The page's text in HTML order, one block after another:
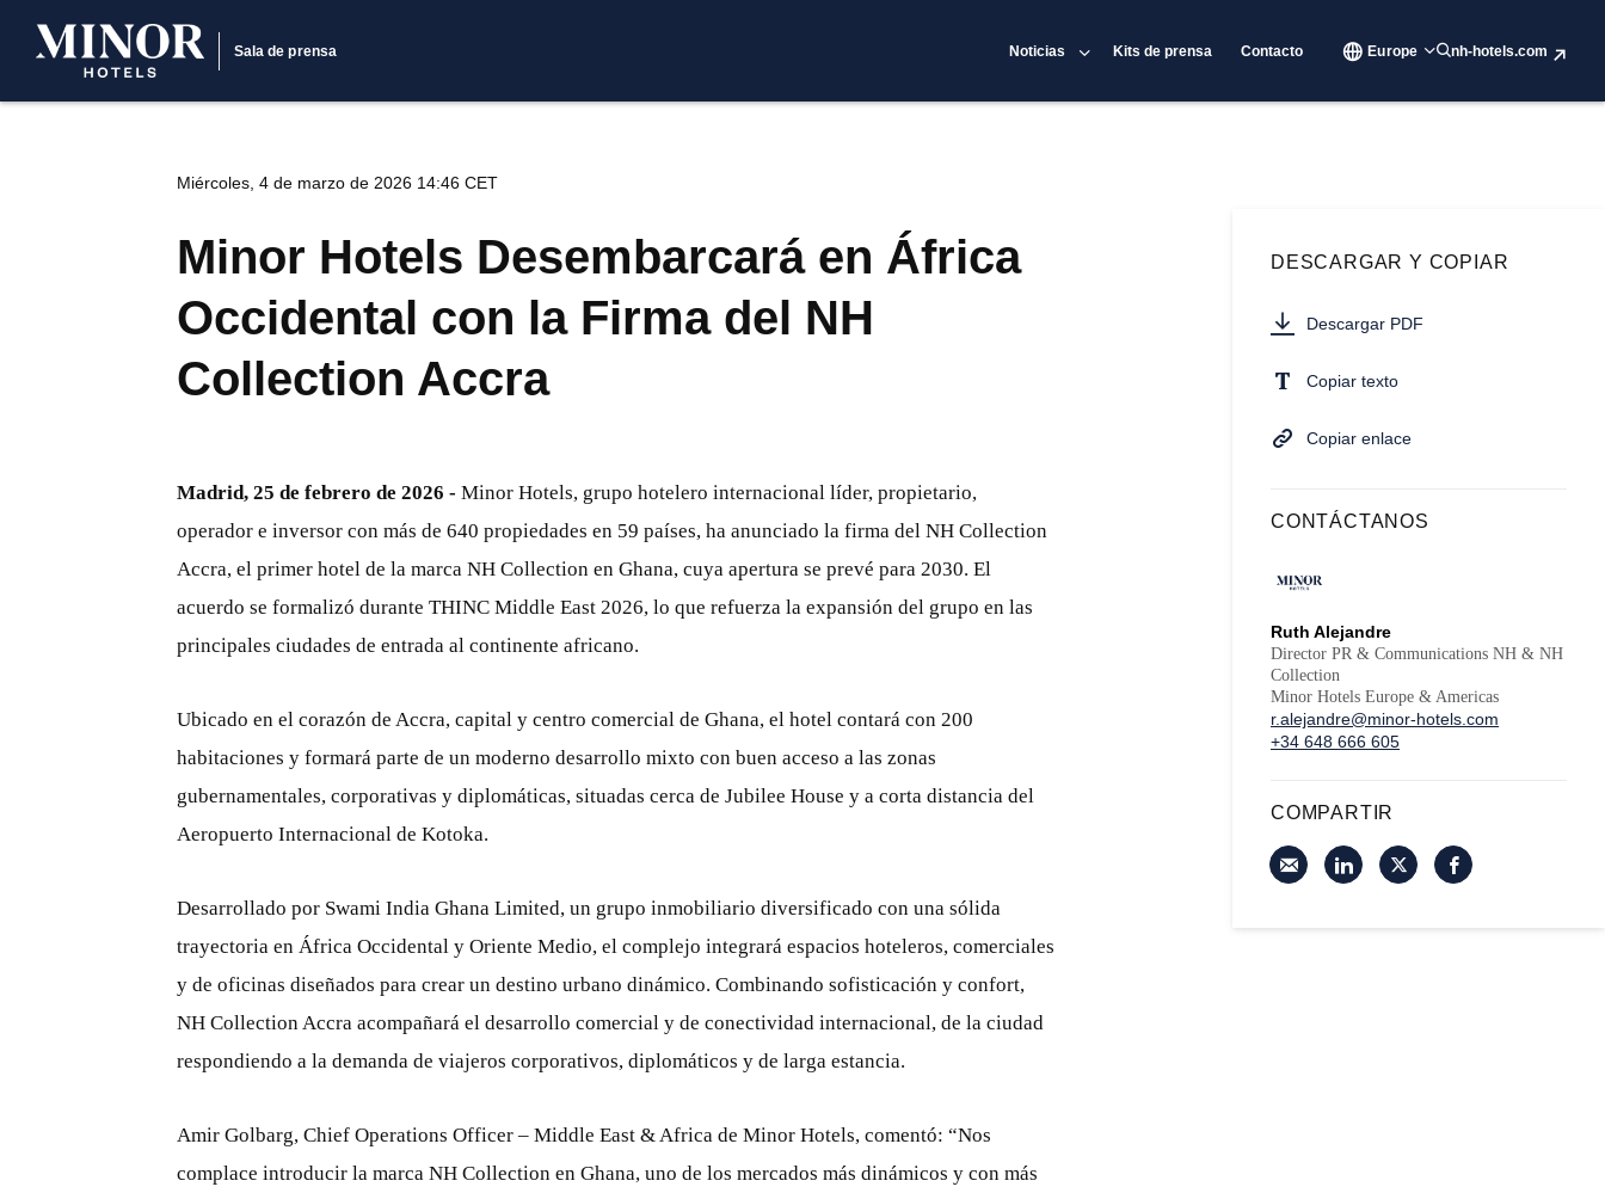
Sala de prensa Noticias Kits de prensa Contacto Europe nh-hotels.com
Miércoles, 4 de marzo de 2026 14:46 CET
Minor Hotels Desembarcará en África
Occidental con la Firma del NH
Collection Accra
Madrid, 25 de febrero de 2026 - Minor Hotels, grupo hotelero internacional líder, propietario,
operador e inversor con más de 640 propiedades en 59 países, ha anunciado la firma del NH Collection
Accra, el primer hotel de la marca NH Collection en Ghana, cuya apertura se prevé para 2030. El
acuerdo se formalizó durante THINC Middle East 2026, lo que refuerza la expansión del grupo en las
principales ciudades de entrada al continente africano.
Ubicado en el corazón de Accra, capital y centro comercial de Ghana, el hotel contará con 200
habitaciones y formará parte de un moderno desarrollo mixto con buen acceso a las zonas
gubernamentales, corporativas y diplomáticas, situadas cerca de Jubilee House y a corta distancia del
Aeropuerto Internacional de Kotoka.
Desarrollado por Swami India Ghana Limited, un grupo inmobiliario diversificado con una sólida
trayectoria en África Occidental y Oriente Medio, el complejo integrará espacios hoteleros, comerciales
y de oficinas diseñados para crear un destino urbano dinámico. Combinando sofisticación y confort,
NH Collection Accra acompañará el desarrollo comercial y de conectividad internacional, de la ciudad
respondiendo a la demanda de viajeros corporativos, diplomáticos y de larga estancia.
Amir Golbarg, Chief Operations Officer – Middle East & Africa de Minor Hotels, comentó: “Nos
complace introducir la marca NH Collection en Ghana, uno de los mercados más dinámicos y con más
DESCARGAR Y COPIAR
Descargar PDF
Copiar texto
Copiar enlace
CONTÁCTANOS
Ruth Alejandre
Director PR & Communications NH & NH
Collection
Minor Hotels Europe & Americas
r.alejandre@minor-hotels.com
+34 648 666 605
COMPARTIR